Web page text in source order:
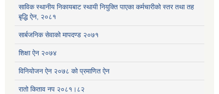
साविक स्थानीय निकायबाट स्थायी नियुक्ति पाएका कर्मचारीको स्तर तथा तह
बृद्धि ऐन, २०८१
सार्बजनिक सेवाको मापदण्ड २०७१
शिक्षा ऐन २०७४
विनियोजन ऐन २०७८ को प्रमाणित ऐन
रातो किताव नप २०८१।८२